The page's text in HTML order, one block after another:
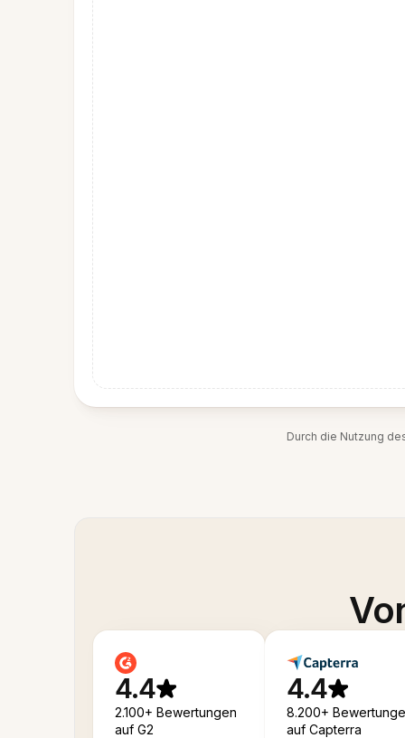
Durch die Nutzung
4.4
2.100+ Bewertungen
auf G2
4.4
8.200+
auf Capterra